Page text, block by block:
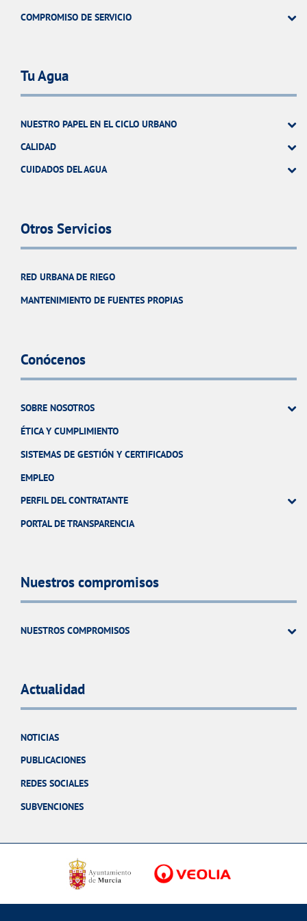
COMPROMISO DE SERVICIO
Tu Agua
NUESTRO PAPEL EN EL CICLO URBANO
CALIDAD
CUIDADOS DEL AGUA
Otros Servicios
RED URBANA DE RIEGO
MANTENIMIENTO DE FUENTES PROPIAS
Conócenos
SOBRE NOSOTROS
ÉTICA Y CUMPLIMIENTO
SISTEMAS DE GESTIÓN Y CERTIFICADOS
EMPLEO
PERFIL DEL CONTRATANTE
PORTAL DE TRANSPARENCIA
Nuestros compromisos
NUESTROS COMPROMISOS
Actualidad
NOTICIAS
PUBLICACIONES
REDES SOCIALES
SUBVENCIONES